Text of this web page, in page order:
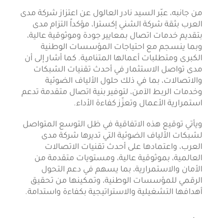
من جانبه، عبّر السيد نادر العالول عن اعتزاز شركة مدى
العرب بثقة شركة الشني إكسترا، مؤكداً التزام مدى
بتقديم خدمات اتصال بمعايير جودة وموثوقية عالية،
وبما ينسجم مع احتياجات المؤسسات الوطنية
الكبرى ومتطلبات أعمالها المتنامية. كما أشار إلى أن
مدى تواصل الاستثمار في أحدث تقنيات الشبكات
والاتصالات، بما في ذلك حلول الألياف الضوئية
وخدمات الربط الآمن، لتوفير بنية اتصال متقدمة تدعم
استمرارية الأعمال وتعزّز كفاءة الأداء.
ويأتي توقيع هذه الاتفاقية في ظل التوسع المتواصل
لشبكات الألياف الضوئية التي تديرها شركة مدى
العرب، واعتمادها على أحدث تقنيات الاتصالات
العالمية، بموثوقية عالية، ومستويات متقدمة من
الأمان والاستمرارية، بما يسهم في دعم التحول
الرقمي للمؤسسات الوطنية، وتمكينها من تحقيق
أهدافها التشغيلية والاستراتيجية بكفاءة واستدامة.